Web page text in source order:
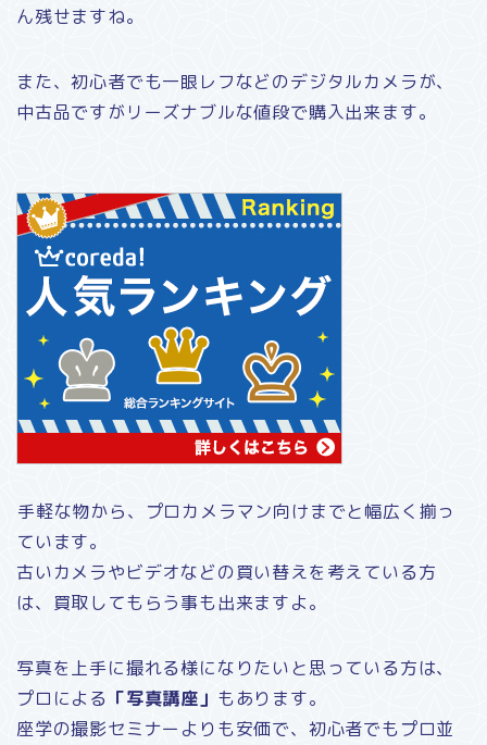
ん残せますね。
また、初心者でも一眼レフなどのデジタルカメラが、
中古品ですがリーズナブルな値段で購入出来ます。
手軽な物から、プロカメラマン向けまでと幅広く揃っ
ています。
古いカメラやビデオなどの買い替えを考えている方
は、買取してもらう事も出来ますよ。
写真を上手に撮れる様になりたいと思っている方は、
プロによる 「写真講座」 もあります。
座学の撮影セミナーよりも安価で、初心者でもプロ並